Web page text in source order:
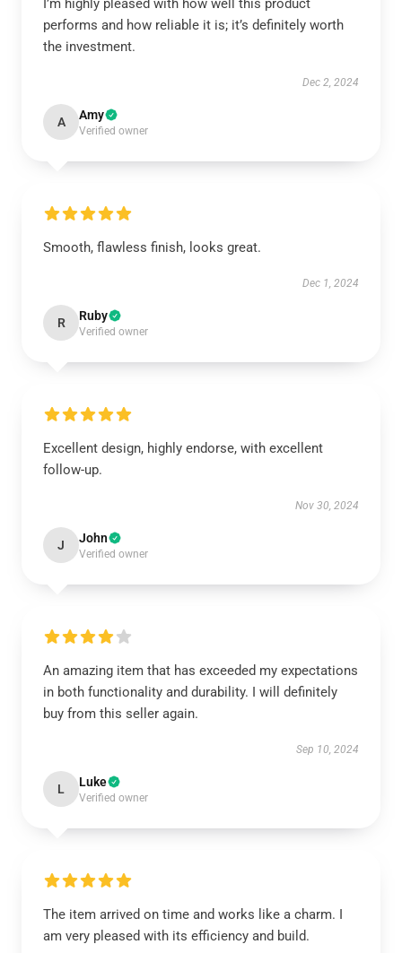
I’m highly pleased with how well this product
performs and how reliable it is; it’s definitely worth
the investment.
Dec 2, 2024
A Amy
Verified owner
Smooth, flawless finish, looks great.
Dec 1, 2024
R Ruby
Verified owner
Excellent design, highly endorse, with excellent
follow-up.
Nov 30, 2024
J John
Verified owner
An amazing item that has exceeded my expectations
in both functionality and durability. I will definitely
buy from this seller again.
Sep 10, 2024
L Luke
Verified owner
The item arrived on time and works like a charm. I
am very pleased with its efficiency and build.